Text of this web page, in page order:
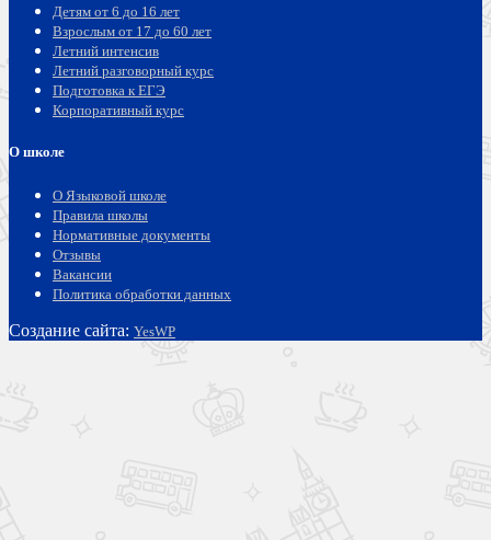
Детям от 6 до 16 лет
Взрослым от 17 до 60 лет
Летний интенсив
Летний разговорный курс
Подготовка к ЕГЭ
Корпоративный курс
О школе
О Языковой школе
Правила школы
Нормативные документы
Отзывы
Вакансии
Политика обработки данных
Создание сайта: YesWP